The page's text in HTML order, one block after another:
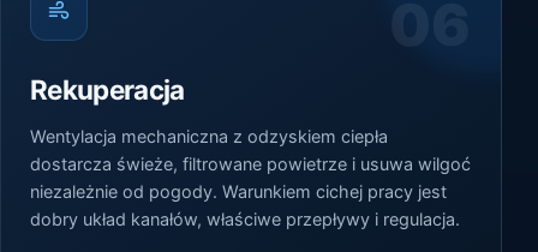
06
Rekuperacja
Wentylacja mechaniczna z odzyskiem ciepła
dostarcza świeże, filtrowane powietrze i usuwa wilgoć
niezależnie od pogody. Warunkiem cichej pracy jest
dobry układ kanałów, właściwe przepływy i regulacja.